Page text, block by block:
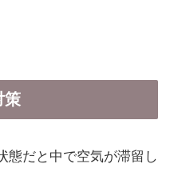
策
態だと中で空気が滞留し